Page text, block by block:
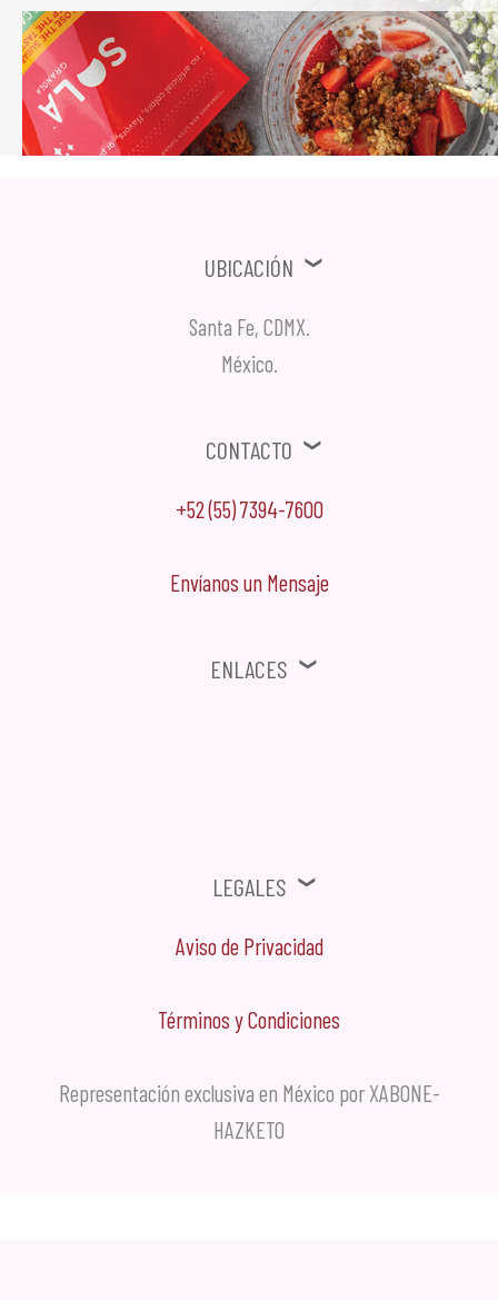
Ubicación
Santa Fe, CDMX.
México.
Contacto
+52 (55) 7394-7600
Envíanos un Mensaje
Enlaces
Legales
Aviso de Privacidad
Términos y Condiciones
Representación exclusiva en México por XABONE-
HAZKETO